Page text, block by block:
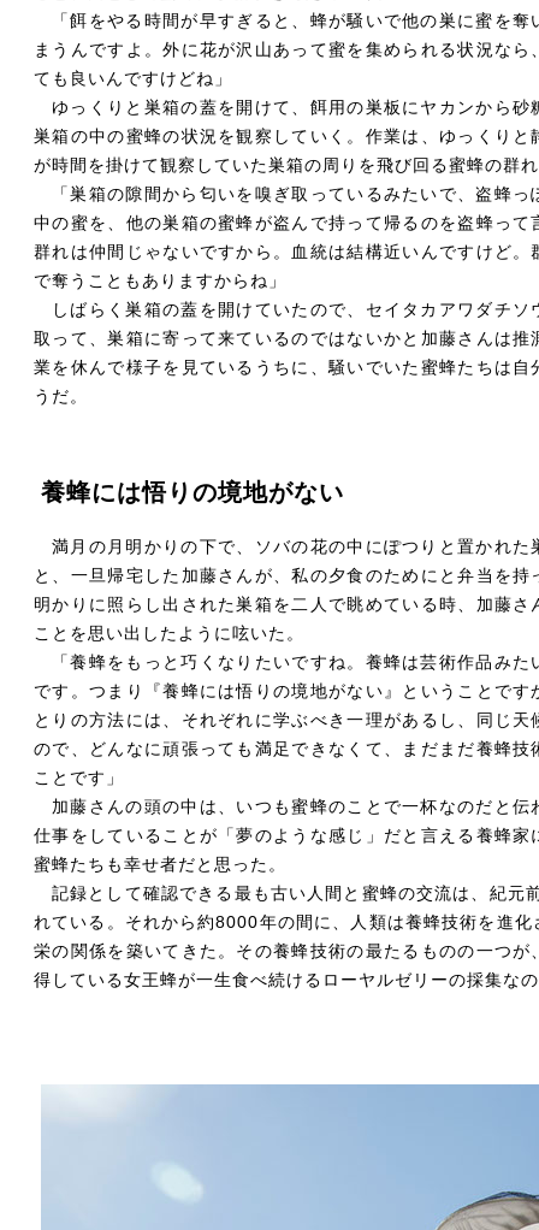
「餌をやる時間が早すぎると、蜂が騒いで他の巣に蜜を
まうんですよ。外に花が沢山あって蜜を集められる状況なら
ても良いんですけどね」
ゆっくりと巣箱の蓋を開けて、餌用の巣板にヤカンから砂
巣箱の中の蜜蜂の状況を観察していく。作業は、ゆっくりと
が時間を掛けて観察していた巣箱の周りを飛び回る蜜蜂の群
「巣箱の隙間から匂いを嗅ぎ取っているみたいで、盗蜂
中の蜜を、他の巣箱の蜜蜂が盗んで持って帰るのを盗蜂って
群れは仲間じゃないですから。血統は結構近いんですけど。
で奪うこともありますからね」
しばらく巣箱の蓋を開けていたので、セイタカアワダチソ
取って、巣箱に寄って来ているのではないかと加藤さんは推
業を休んで様子を見ているうちに、騒いでいた蜜蜂たちは自
うだ。
養蜂には悟りの境地がない
満月の月明かりの下で、ソバの花の中にぽつりと置かれた
と、一旦帰宅した加藤さんが、私の夕食のためにと弁当を持
明かりに照らし出された巣箱を二人で眺めている時、加藤さ
ことを思い出したように呟いた。
「養蜂をもっと巧くなりたいですね。養蜂は芸術作品み
です。つまり『養蜂には悟りの境地がない』ということです
とりの方法には、それぞれに学ぶべき一理があるし、同じ天
ので、どんなに頑張っても満足できなくて、まだまだ養蜂技
ことです」
加藤さんの頭の中は、いつも蜜蜂のことで一杯なのだと伝
仕事をしていることが「夢のような感じ」だと言える養蜂家
蜜蜂たちも幸せ者だと思った。
記録として確認できる最も古い人間と蜜蜂の交流は、紀元
れている。それから約8000年の間に、人類は養蜂技術を進化
栄の関係を築いてきた。その養蜂技術の最たるものの一つが
得している女王蜂が一生食べ続けるローヤルゼリーの採集な